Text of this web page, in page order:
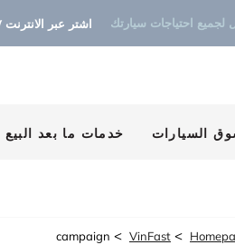
لجميع احتياجات سيارتك اشتر عبر الانترنت ٢٤/٧
السيارات خدمات ما بعد البيع
>
VinFast
>
campaign